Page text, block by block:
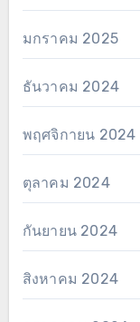
มกราคม 2025
ธันวาคม 2024
พฤศจิกายน 2024
ตุลาคม 2024
กันยายน 2024
สิงหาคม 2024